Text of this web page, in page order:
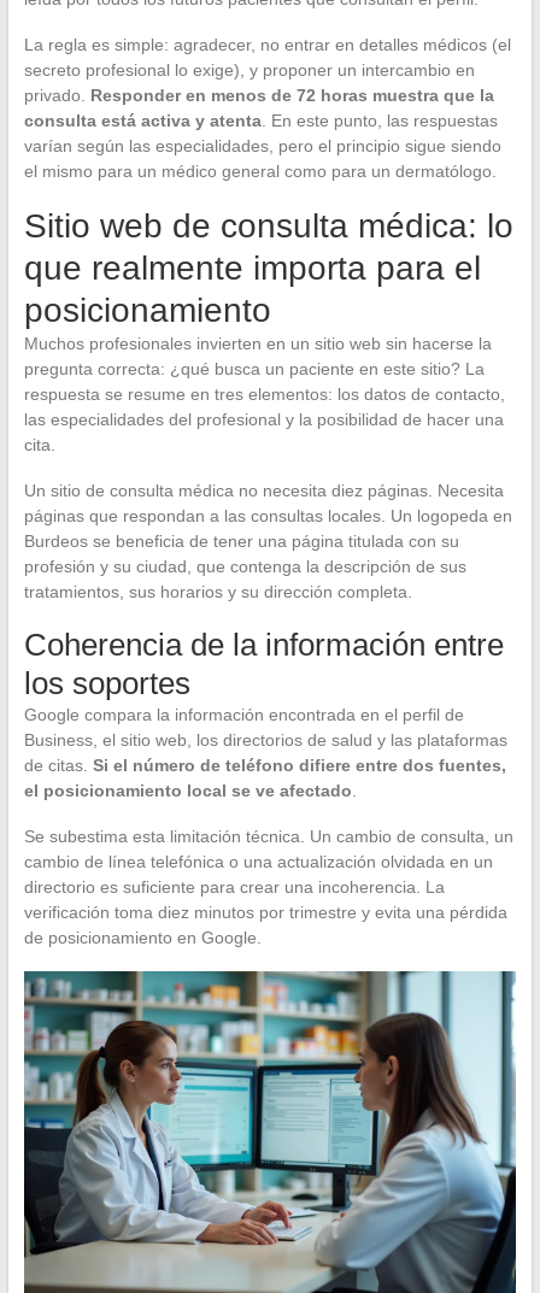
La regla es simple: agradecer, no entrar en detalles médicos (el
secreto profesional lo exige), y proponer un intercambio en
privado. Responder en menos de 72 horas muestra que la
consulta está activa y atenta. En este punto, las respuestas
varían según las especialidades, pero el principio sigue siendo
el mismo para un médico general como para un dermatólogo.
Sitio web de consulta médica: lo
que realmente importa para el
posicionamiento
Muchos profesionales invierten en un sitio web sin hacerse la
pregunta correcta: ¿qué busca un paciente en este sitio? La
respuesta se resume en tres elementos: los datos de contacto,
las especialidades del profesional y la posibilidad de hacer una
cita.
Un sitio de consulta médica no necesita diez páginas. Necesita
páginas que respondan a las consultas locales. Un logopeda en
Burdeos se beneficia de tener una página titulada con su
profesión y su ciudad, que contenga la descripción de sus
tratamientos, sus horarios y su dirección completa.
Coherencia de la información entre
los soportes
Google compara la información encontrada en el perfil de
Business, el sitio web, los directorios de salud y las plataformas
de citas. Si el número de teléfono difiere entre dos fuentes,
el posicionamiento local se ve afectado
Se subestima esta limitación técnica. Un cambio de consulta, un
cambio de línea telefónica o una actualización olvidada en un
directorio es suficiente para crear una incoherencia. La
verificación toma diez minutos por trimestre y evita una pérdida
de posicionamiento en Google.